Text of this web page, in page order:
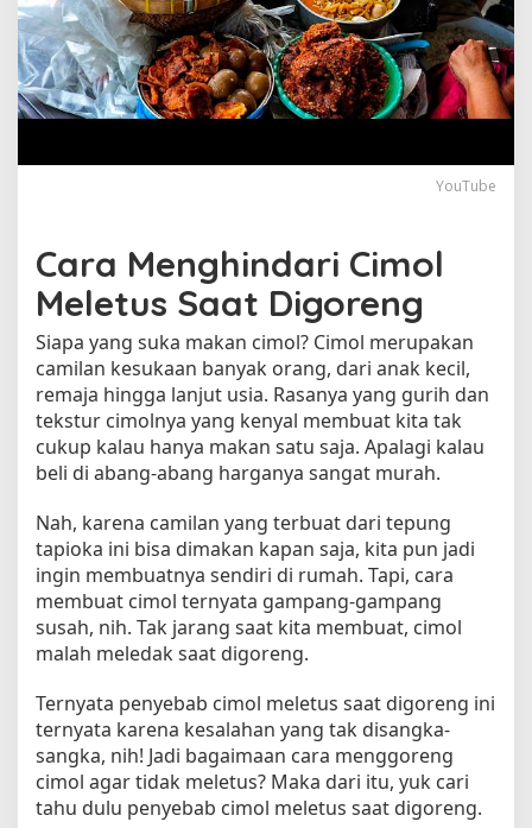
u
n
y
i
y
b
u
a
t
C
i
m
M
l
e
d
a
k
a
t
D
i
g
o
YouTube
Cara Menghindari Cimol
Meletus Saat Digoreng
Siapa yang suka makan cimol? Cimol merupakan
camilan kesukaan banyak orang, dari anak kecil,
remaja hingga lanjut usia. Rasanya yang gurih dan
tekstur cimolnya yang kenyal membuat kita tak
cukup kalau hanya makan satu saja. Apalagi kalau
beli di abang-abang harganya sangat murah.
Nah, karena camilan yang terbuat dari tepung
tapioka ini bisa dimakan kapan saja, kita pun jadi
ingin membuatnya sendiri di rumah. Tapi, cara
membuat cimol ternyata gampang-gampang
susah, nih. Tak jarang saat kita membuat, cimol
malah meledak saat digoreng.
Ternyata penyebab cimol meletus saat digoreng ini
ternyata karena kesalahan yang tak disangka-
sangka, nih! Jadi bagaimaan cara menggoreng
cimol agar tidak meletus? Maka dari itu, yuk cari
tahu dulu penyebab cimol meletus saat digoreng.